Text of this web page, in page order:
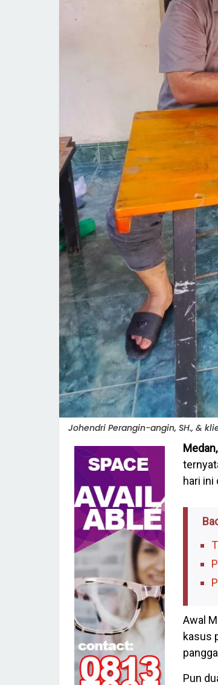
Johendri Perangin-angin, SH., &
Medan,
hari ini
Awal
kasus
Pun